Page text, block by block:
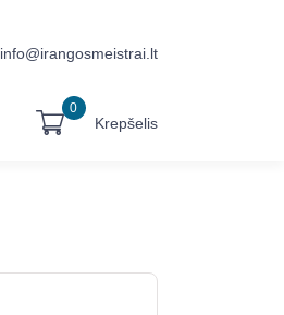
info@irangosmeistrai.lt
0
Krepšelis